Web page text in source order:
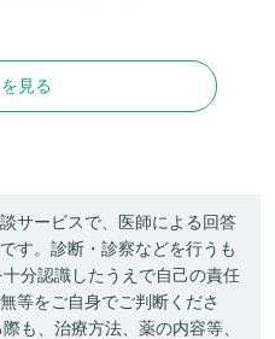
見る
サービスで、医師による回答
す。診断・診察などを行うも
分認識したうえで自己の責任
等をご自身でご判断くださ
も、治療方法、薬の内容等、